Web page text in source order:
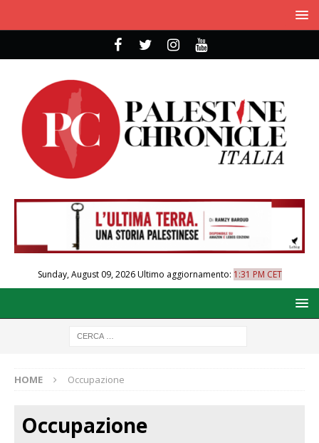
Sunday, August 09, 2026Ultimo aggiornamento: 1:31 PM CET
HOME Occupazione
Occupazione